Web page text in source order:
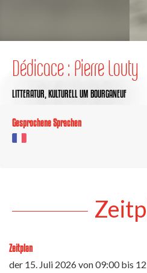
Dédicace : Pierre Louty
LITTERATUR,KULTURELLUM BOURGANEUF
Gesprochene Sprachen
Zeitplan
der 15. Juli 2026von 09:00 bis